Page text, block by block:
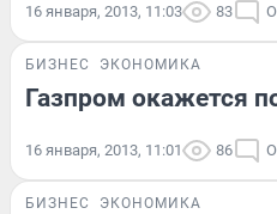
16 января, 2013, 11:03 83
БИЗНЕС ЭКОНОМИКА
Газпром окажется
16 января, 2013, 11:01 86
БИЗНЕС ЭКОНОМИКА